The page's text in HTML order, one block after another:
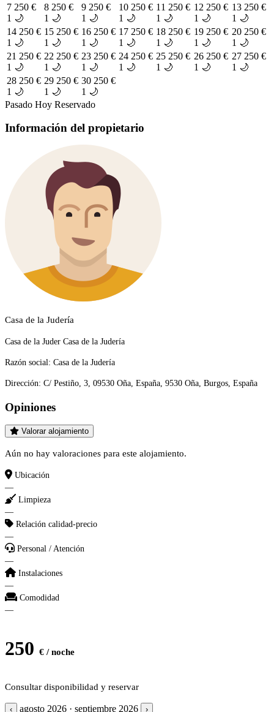
7 250 €
1 🌙
8 250 €
1 🌙
9 250 €
1 🌙
10 250 €
1 🌙
11 250 €
1 🌙
12 250 €
1 🌙
13 250 €
1 🌙
14 250 €
1 🌙
15 250 €
1 🌙
16 250 €
1 🌙
17 250 €
1 🌙
18 250 €
1 🌙
19 250 €
1 🌙
20 250 €
1 🌙
21 250 €
1 🌙
22 250 €
1 🌙
23 250 €
1 🌙
24 250 €
1 🌙
25 250 €
1 🌙
26 250 €
1 🌙
27 250 €
1 🌙
28 250 €
1 🌙
29 250 €
1 🌙
30 250 €
1 🌙
Pasado Hoy Reservado
Información del propietario
Casa de la Judería
Casa de la Juder Casa de la Judería
Razón social: Casa de la Judería
Dirección: C/ Pestiño, 3, 09530 Oña, España, 9530 Oña, Burgos, España
Opiniones
Valorar alojamiento
Aún no hay valoraciones para este alojamiento.
Ubicación
—
Limpieza
—
Relación calidad-precio
—
Personal / Atención
—
Instalaciones
—
Comodidad
—
250 € / noche
Consultar disponibilidad y reservar
‹ agosto 2026 · septiembre 2026 ›